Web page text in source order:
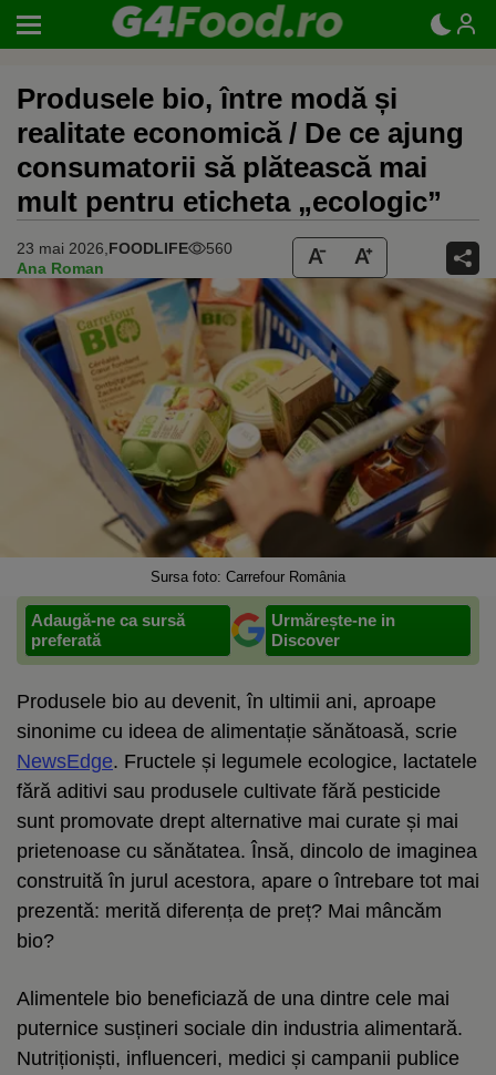
Produsele bio, între modă și
realitate economică / De ce ajung
consumatorii să plătească mai
mult pentru eticheta „ecologic”
23 mai 2026, FOODLIFE
560
Ana Roman
Sursa foto: Carrefour România
Adaugă-ne ca sursă
preferată
Urmărește-ne in
Discover
Produsele bio au devenit, în ultimii ani, aproape
sinonime cu ideea de alimentație sănătoasă, scrie
NewsEdge. Fructele și legumele ecologice, lactatele
fără aditivi sau produsele cultivate fără pesticide
sunt promovate drept alternative mai curate și mai
prietenoase cu sănătatea. Însă, dincolo de imaginea
construită în jurul acestora, apare o întrebare tot mai
prezentă: merită diferența de preț? Mai mâncăm
bio?
Alimentele bio beneficiază de una dintre cele mai
puternice susțineri sociale din industria alimentară.
Nutriționiști, influenceri, medici și campanii publice